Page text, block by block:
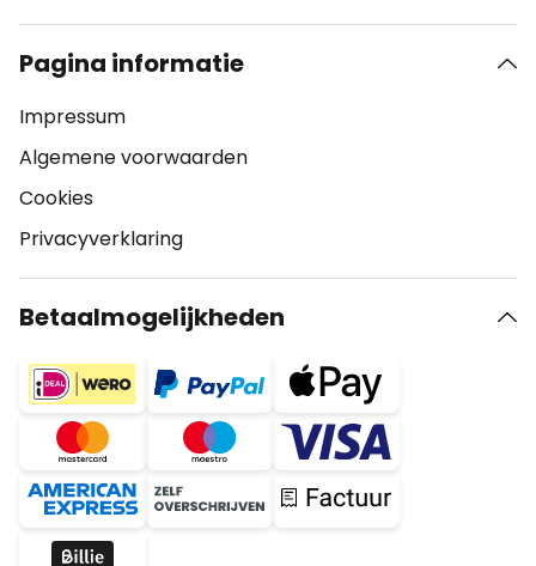
Pagina informatie
Impressum
Algemene voorwaarden
Cookies
Privacyverklaring
Betaalmogelijkheden